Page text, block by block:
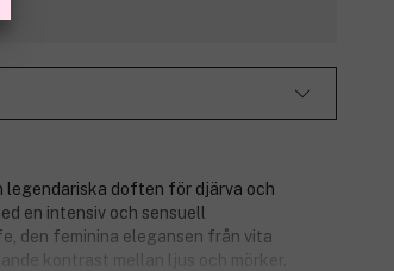
legendariska doften för djärva och
en intensiv och sensuell
den feminina elegansen från vita
kontrast mellan ljus och mörker.